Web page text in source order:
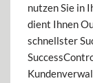
nutzen Sie in
dient Ihnen
schnellster